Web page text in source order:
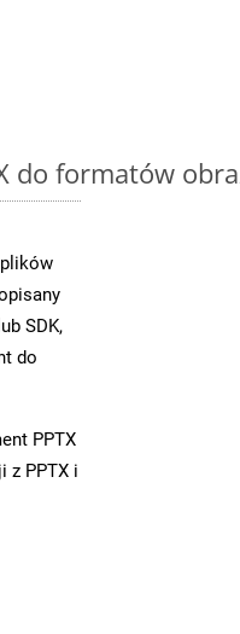
do formatów
SDK,
do
PPTX
z PPTX i